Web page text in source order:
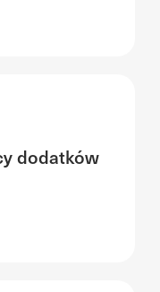
dodatków